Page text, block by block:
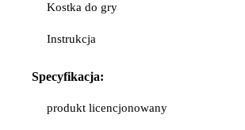
Kostka do gry
Instrukcja
Specyfikacja:
produkt licencjonowany